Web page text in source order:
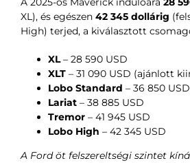
XL), és egészen 42 345 dollárig
High) terjed, a kiválasztott
XL– 28 590 USD
XLT– 31 090 USD (ajánlott
Lobo Standard – 36 850 USD
Lariat– 38 885 USD
Tremor– 41 945 USD
Lobo High – 42 345 USD
A Ford öt felszereltségi szintet kínál